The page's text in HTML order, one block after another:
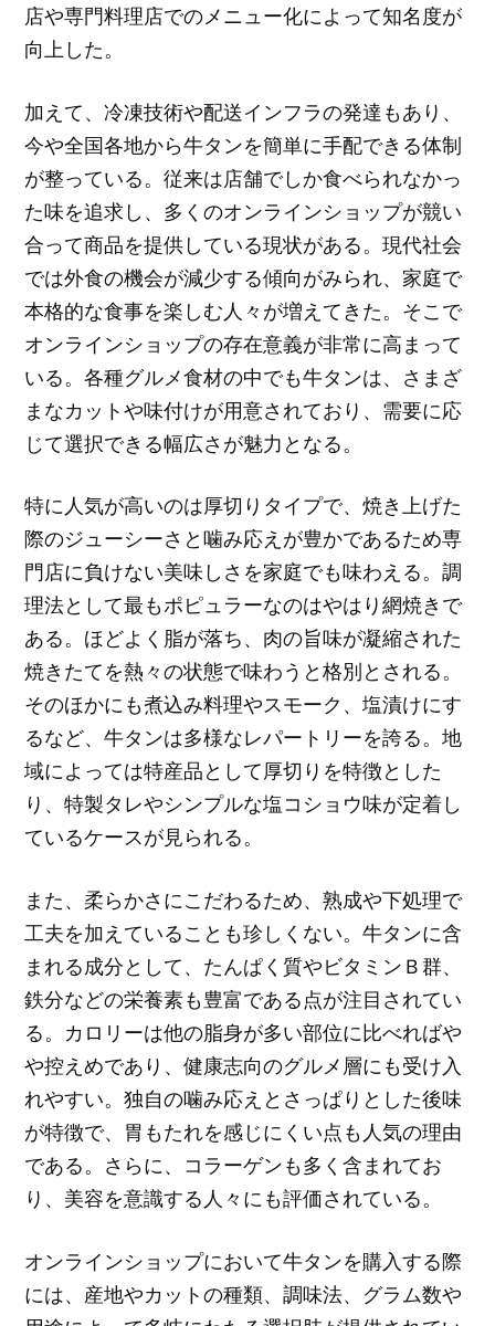
店や専門料理店でのメニュー化によって知名度が
向上した。
加えて、冷凍技術や配送インフラの発達もあり、
今や全国各地から牛タンを簡単に手配できる体制
が整っている。従来は店舗でしか食べられなかっ
た味を追求し、多くのオンラインショップが競い
合って商品を提供している現状がある。現代社会
では外食の機会が減少する傾向がみられ、家庭で
本格的な食事を楽しむ人々が増えてきた。そこで
オンラインショップの存在意義が非常に高まって
いる。各種グルメ食材の中でも牛タンは、さまざ
まなカットや味付けが用意されており、需要に応
じて選択できる幅広さが魅力となる。
特に人気が高いのは厚切りタイプで、焼き上げた
際のジューシーさと噛み応えが豊かであるため専
門店に負けない美味しさを家庭でも味わえる。調
理法として最もポピュラーなのはやはり網焼きで
ある。ほどよく脂が落ち、肉の旨味が凝縮された
焼きたてを熱々の状態で味わうと格別とされる。
そのほかにも煮込み料理やスモーク、塩漬けにす
るなど、牛タンは多様なレパートリーを誇る。地
域によっては特産品として厚切りを特徴とした
り、特製タレやシンプルな塩コショウ味が定着し
ているケースが見られる。
また、柔らかさにこだわるため、熟成や下処理で
工夫を加えていることも珍しくない。牛タンに含
まれる成分として、たんぱく質やビタミンＢ群、
鉄分などの栄養素も豊富である点が注目されてい
る。カロリーは他の脂身が多い部位に比べればや
や控えめであり、健康志向のグルメ層にも受け入
れやすい。独自の噛み応えとさっぱりとした後味
が特徴で、胃もたれを感じにくい点も人気の理由
である。さらに、コラーゲンも多く含まれてお
り、美容を意識する人々にも評価されている。
オンラインショップにおいて牛タンを購入する際
には、産地やカットの種類、調味法、グラム数や